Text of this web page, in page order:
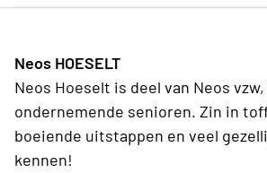
Neos HOESELT
Neos Hoeselt is deel van Neos
ondernemende senioren. Zin in
boeiende uitstappen en veel
kennen!